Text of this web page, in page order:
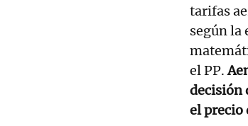
tarifas
según la
el PP.
decisión
el precio